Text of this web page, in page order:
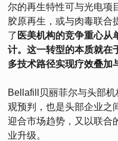
尔的再生特性可与光电项
胶原再生，或与肉毒联合
了 医美机构的竞争重心从
计。这一转型的本质就在
多技术路径实现疗效叠加
Bellafill贝丽菲尔与头部
观预判，也是头部企业之
迎合市场趋势，又以联合
业升级。